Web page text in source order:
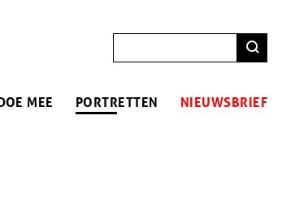
MEE PORTRETTEN NIEUWSBRIEF